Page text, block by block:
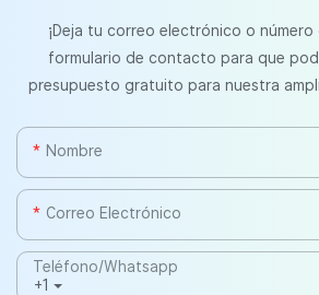
¡Deja tu correo electrónico o
formulario de contacto para que
presupuesto gratuito para nuestra
Nombre
Correo Electrónico
+1
Teléfono/whatsapp